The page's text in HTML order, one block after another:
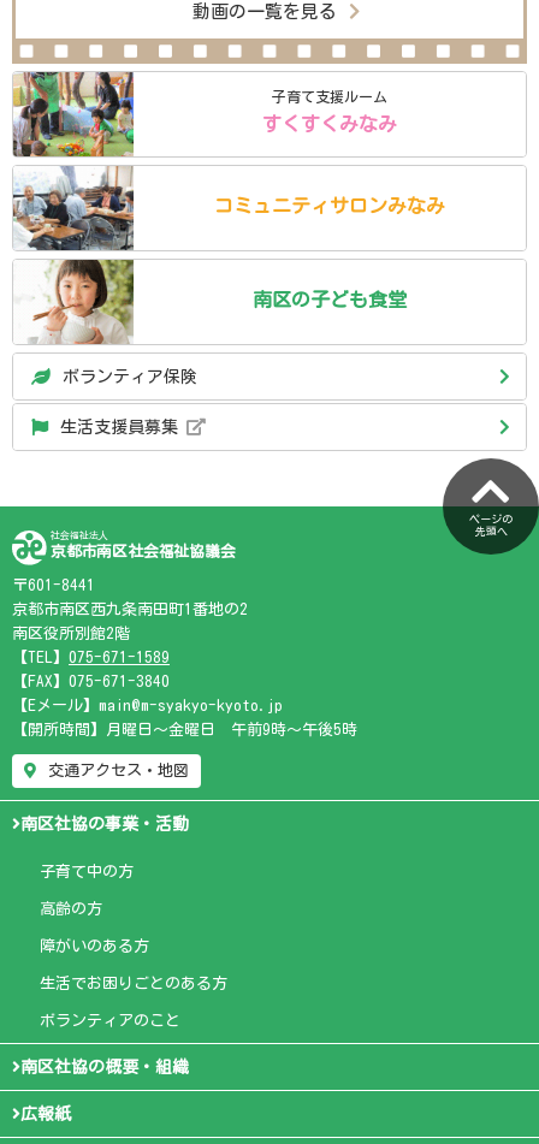
動画の一覧を見る
子育て支援ルーム
すくすくみなみ
コミュニティ サロンみなみ
南区の子ども食堂
ボランティア保険
生活支援員募集
ページの
先頭へ
社会福祉法人
京都市南区社会福祉協議会
〒601-8441
京都市南区西九条南田町1番地の2
南区役所別館2階
【TEL】 075-671-1589
【FAX】075-671-3840
【Eメール】main@m-syakyo-kyoto.jp
【開所時間】月曜日～金曜日 午前9時～午後5時
交通アクセス・地図
南区社協の事業・活動
子育て中の方
高齢の方
障がいのある方
生活でお困りごとのある方
ボランティアのこと
南区社協の概要・組織
広報紙